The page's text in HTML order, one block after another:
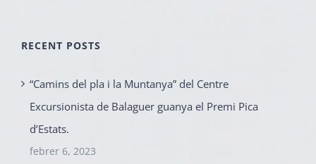
RECENT POSTS
“Camins del pla i la Muntanya” del Centre
Excursionista de Balaguer guanya el Premi Pica
d’Estats.
febrer 6, 2023